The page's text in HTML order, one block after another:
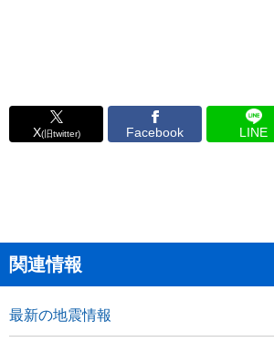
X(旧twitter) Facebook LINE
関連情報
最新の地震情報